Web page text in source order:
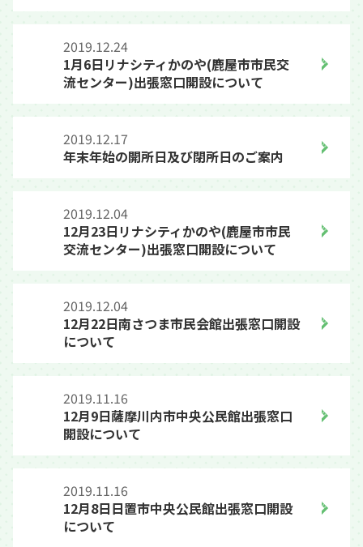
2019.12.24
1月6日リナシティかのや(鹿屋市市民交
流センター)出張窓口開設について
2019.12.17
年末年始の開所日及び閉所日のご案内
2019.12.04
12月23日リナシティかのや(鹿屋市市民
交流センター)出張窓口開設について
2019.12.04
12月22日南さつま市民会館出張窓口開設
について
2019.11.16
12月9日薩摩川内市中央公民館出張窓口
開設について
2019.11.16
12月8日日置市中央公民館出張窓口開設
について